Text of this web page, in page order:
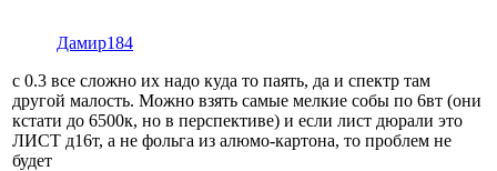
Дамир184
с 0.3 все сложно их надо куда то паять, да и спектр там
другой малость. Можно взять самые мелкие собы по 6вт (они
кстати до 6500к, но в перспективе) и если лист дюрали это
ЛИСТ д16т, а не фольга из алюмо-картона, то проблем не
будет